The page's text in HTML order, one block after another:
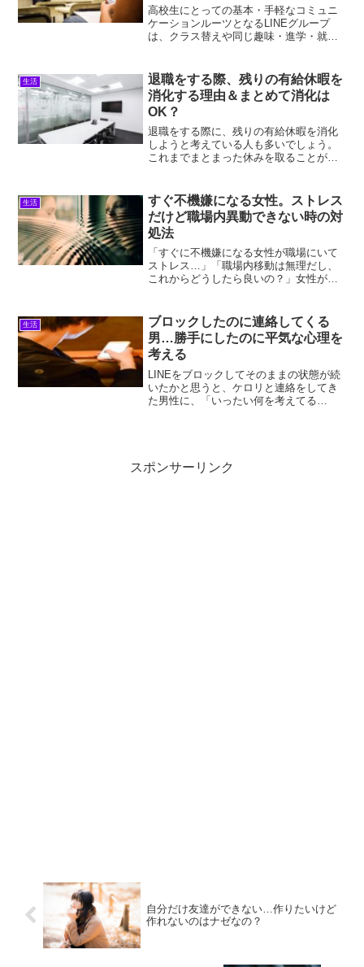
高校生にとっての基本・手軽なコミュニ
ケーションルーツとなるLINEグループ
は、クラス替えや同じ趣味・進学・就職
的となるものですよね。クラスのLINEグ
ループに招待された...
生活
退職をする際、残りの有給休暇を
消化する理由＆まとめて消化は
OK？
退職をする際に、残りの有給休暇を消化
しようと考えている人も多いでしょう。
これまでまとまった休みを取ることがで
とめて活用したいところですよね。浜見
忙しいのが幸い？して結構...
生活
すぐ不機嫌になる女性。ストレス
だけど職場内異動できない時の対
処法
「すぐに不機嫌になる女性が職場にいて
ストレス…」「職場内移動は無理だし、
これからどうしたら良いの？」女性が多
達に相談したら「近寄らないのが一番
よ！」だって…はぁ～？とな...
生活
ブロックしたのに連絡してくる
男…勝手にしたのに平気な心理を
考える
LINEをブロックしてそのままの状態が続
いたかと思うと、ケロリと連絡をしてき
た男性に、「いったい何を考えてる
スポンサーリンク
自分だけ友達ができない…作りたいけど
作れないのはナゼなの？